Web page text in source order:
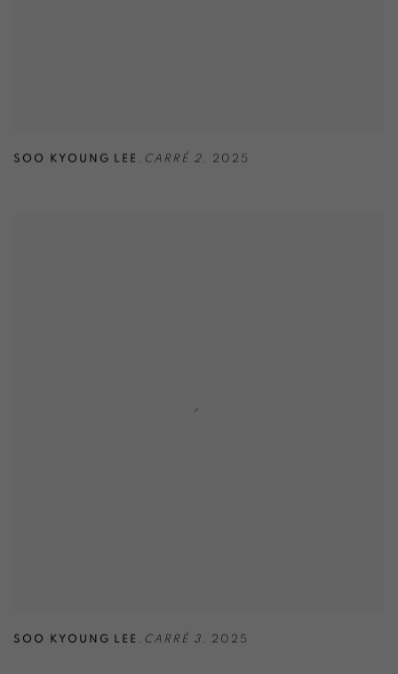
SOO KYOUNG LEE , CARRÉ 2 , 2025
SOO KYOUNG LEE , CARRÉ 3 , 2025